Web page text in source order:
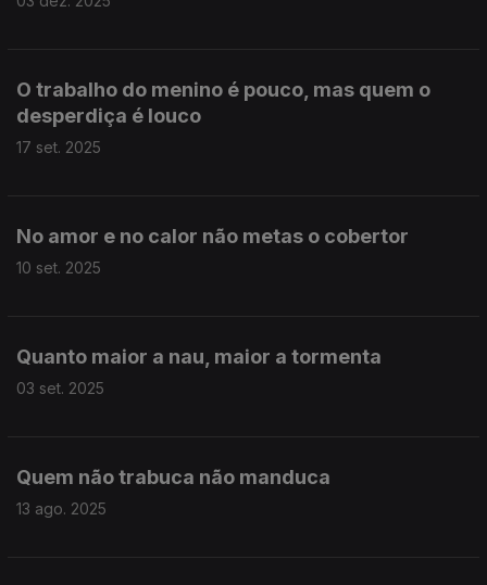
O trabalho do menino é pouco, mas quem o
desperdiça é louco
17 set. 2025
No amor e no calor não metas o cobertor
10 set. 2025
Quanto maior a nau, maior a tormenta
03 set. 2025
Quem não trabuca não manduca
13 ago. 2025